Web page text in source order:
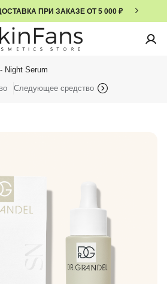
ПРИ ЗАКАЗЕ ОТ 5 000 ₽
Night Serum
Следующее средство